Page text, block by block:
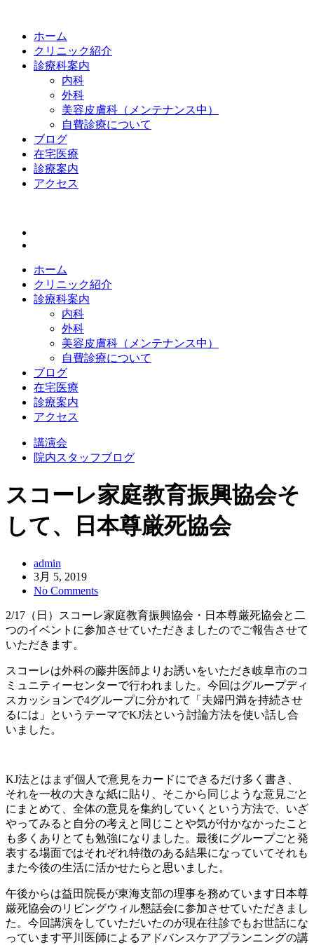
ホーム
クリニック紹介
診療科案内
内科
外科
美容皮膚科（メンテナンス中）
自費診療について
ブログ
在宅医療
診療案内
アクセス
ホーム
クリニック紹介
診療科案内
内科
外科
美容皮膚科（メンテナンス中）
自費診療について
ブログ
在宅医療
診療案内
アクセス
講演会
院内スタッフブログ
スコーレ家庭教育振興協会そ
して、日本尊厳死協会
admin
3月 5, 2019
No Comments
2/17 （日）スコーレ家庭教育振興協会・日本尊厳死協会と二
つのイベントに参加させていただきましたのでご報告させて
いただきます。
スコーレは外科の藤井医師よりお誘いをいただき岐阜市のコ
ミュニティーセンターで行われました。今回はグループディ
スカッションで4グループに分かれて「夫婦円満を持続させ
るには」というテーマでKJ法という討論方法を使い話し合
いました。
KJ法とはまず個人で意見をカードにできるだけ多く書き、
それを一枚の大きな紙に貼り、そこから同じような意見ごと
にまとめて、全体の意見を集約していくという方法で、いざ
やってみると自分の考えと同じことや気が付かなかったこと
も多くありとても勉強になりました。最後にグループごと発
表する場面ではそれぞれ特徴のある結果になっていてそれも
また今後の生活に活かせたらと思いました。
午後からは益田院長が東海支部の理事を務めています日本尊
厳死協会のリビングウィル懇話会に参加させていただきまし
た。今回講演をしていただいたのが現在往診でもお世話にな
っています平川医師によるアドバンスケアプランニングの講